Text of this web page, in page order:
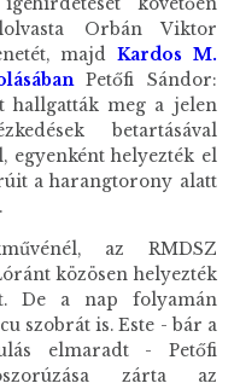
Orbán Viktor
majd Kardos M.
Petőfi Sándor:
hallgatták meg a jelen
betartásával
egyenként helyezték el
a harangtorony alatt
az RMDSZ
közösen helyezték
De a nap folyamán
szobrát is. Este - bár a
elmaradt - Petőfi
zárta az